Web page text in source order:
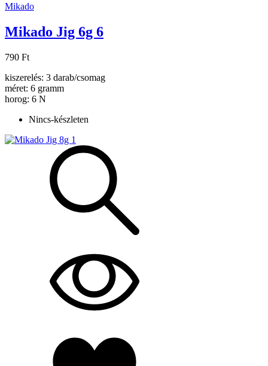
Mikado
Mikado Jig 6g 6
790 Ft
kiszerelés: 3 darab/csomag
méret: 6 gramm
horog: 6 N
Nincs-készleten